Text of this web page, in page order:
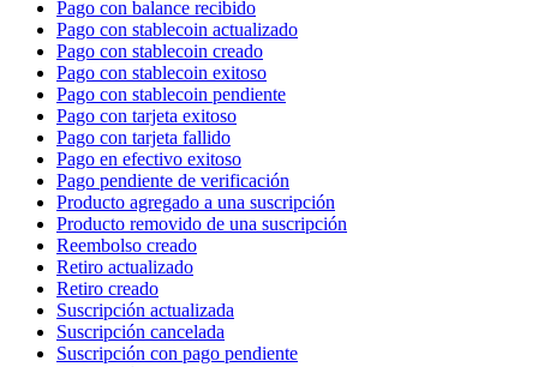
Pago con balance recibido
Pago con stablecoin actualizado
Pago con stablecoin creado
Pago con stablecoin exitoso
Pago con stablecoin pendiente
Pago con tarjeta exitoso
Pago con tarjeta fallido
Pago en efectivo exitoso
Pago pendiente de verificación
Producto agregado a una suscripción
Producto removido de una suscripción
Reembolso creado
Retiro actualizado
Retiro creado
Suscripción actualizada
Suscripción cancelada
Suscripción con pago pendiente